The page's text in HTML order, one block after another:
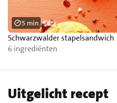
Schwarzwalder stapelsandwich
6 ingrediënten
5 min
Uitgelicht recept